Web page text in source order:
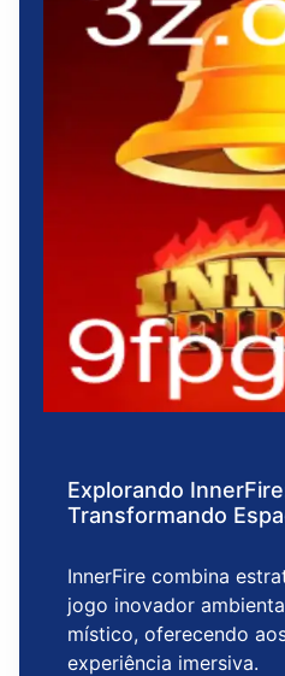
Explorando
Transformando
InnerFire combina
jogo inovador
místico, oferecendo
experiência imersiva.